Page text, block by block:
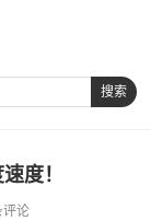
搜索
度！
评论